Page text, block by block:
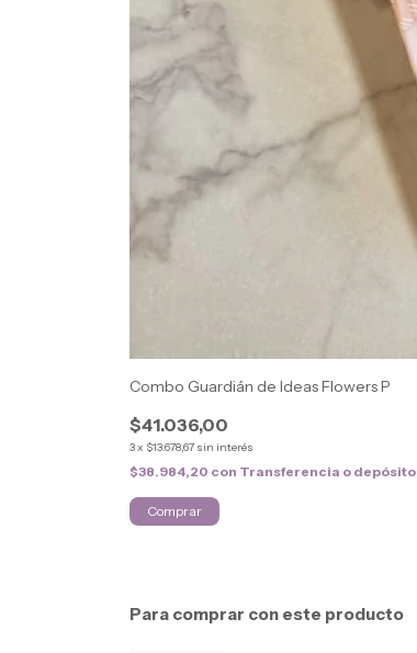
Combo Guardián de Ideas Flowers P
$41.036,00
3x $13.678,67 sin interés
$38.984,20 con Transferencia o depósito
Para comprar con este producto